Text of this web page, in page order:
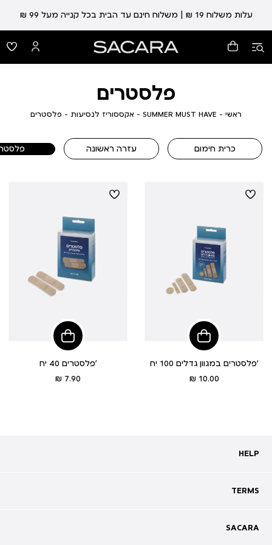
עלות משלוח 19 ₪ | משלוח חינם עד הבית בכל קנייה מעל 99 ₪
פלסטרים
ראשי ראשי
SUMMER MUST HAVE
SUMMER
אקססוריז לנסיעות אקססוריז
פלסטריםפלסטרים
כרית חימום עזרה ראשונה
הוסיפי
לסל
פלסטרים במגוון גדלים 100 יח’
מחיר10.00 ₪
הוסיפי
לסל
פלסטרים 40 יח’
מחיר7.90 ₪
HELP
HELP
שאלות ותשובות
TERMS
TERMS
מדיניות פרטיות
SACARA
SACARA